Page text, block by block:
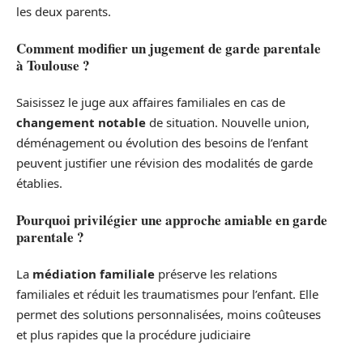
les deux parents.
Comment modifier un jugement de garde parentale
à Toulouse ?
Saisissez le juge aux affaires familiales en cas de
changement notable de situation. Nouvelle union,
déménagement ou évolution des besoins de l’enfant
peuvent justifier une révision des modalités de garde
établies.
Pourquoi privilégier une approche amiable en garde
parentale ?
La médiation familiale préserve les relations
familiales et réduit les traumatismes pour l’enfant. Elle
permet des solutions personnalisées, moins coûteuses
et plus rapides que la procédure judiciaire